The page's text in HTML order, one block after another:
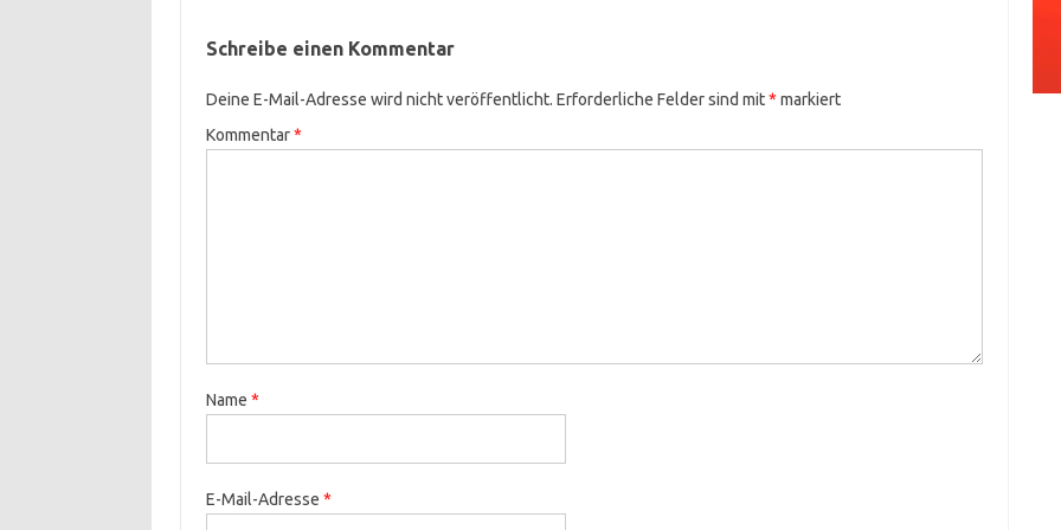
Schreibe einen Kommentar
Deine E-Mail-Adresse wird nicht veröffentlicht. Erforderliche Felder sind mit* markiert
Kommentar*
Name *
E-Mail-Adresse *